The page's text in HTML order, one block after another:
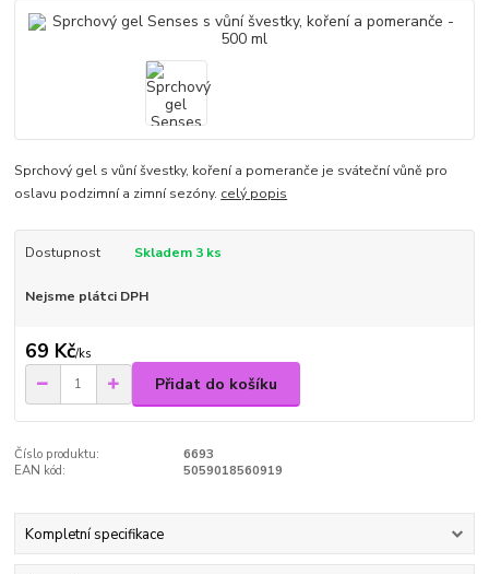
Sprchový gel s vůní švestky, koření a pomeranče je sváteční vůně pro
oslavu podzimní a zimní sezóny. celý popis
Dostupnost Skladem 3 ks
Nejsme plátci DPH
69 Kč/ks
Přidat do košíku
Číslo produktu:
6693
EAN kód:
5059018560919
Kompletní specifikace